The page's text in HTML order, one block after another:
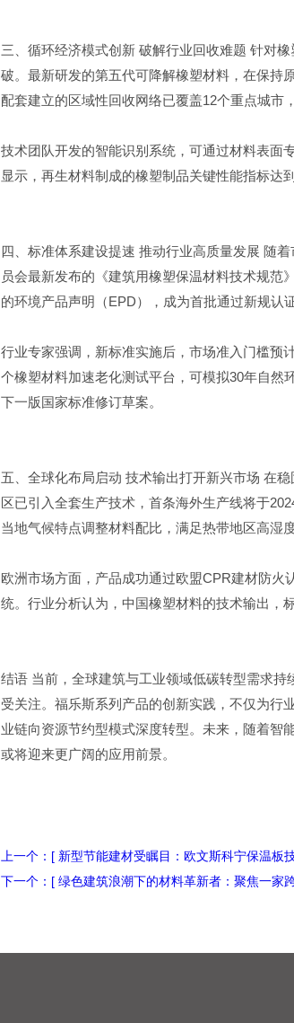
三、循环经济模式创新 破解行业回收难题 针对
破。最新研发的第五代可降解橡塑材料，在保持
配套建立的区域性回收网络已覆盖12个重点城市
技术团队开发的智能识别系统，可通过材料表面
显示，再生材料制成的橡塑制品关键性能指标达
四、标准体系建设提速 推动行业高质量发展 随
员会最新发布的《建筑用橡塑保温材料技术规范
的环境产品声明（EPD），成为首批通过新规认
行业专家强调，新标准实施后，市场准入门槛预
个橡塑材料加速老化测试平台，可模拟30年自然
下一版国家标准修订草案。
五、全球化布局启动 技术输出打开新兴市场 在
区已引入全套生产技术，首条海外生产线将于
当地气候特点调整材料配比，满足热带地区高湿
欧洲市场方面，产品成功通过欧盟CPR建材防
统。行业分析认为，中国橡塑材料的技术输出，
结语 当前，全球建筑与工业领域低碳转型需求
受关注。福乐斯系列产品的创新实践，不仅为行
业链向资源节约型模式深度转型。未来，随着智
或将迎来更广阔的应用前景。
上一个：[ 新型节能建材受瞩目：欧文斯科宁保温板
下一个：[ 绿色建筑浪潮下的材料革新者：聚焦一家